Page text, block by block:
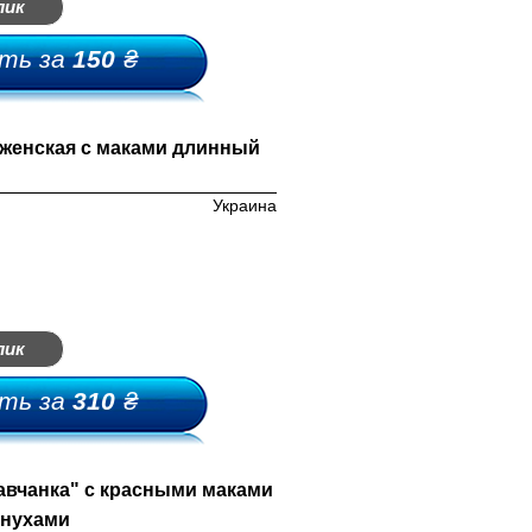
мыльницы
мыльницы
за150₴
с маками длинный
Украина
за310₴
с красными маками